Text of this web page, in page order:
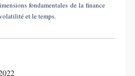
fondamentales de la finance
et le temps.